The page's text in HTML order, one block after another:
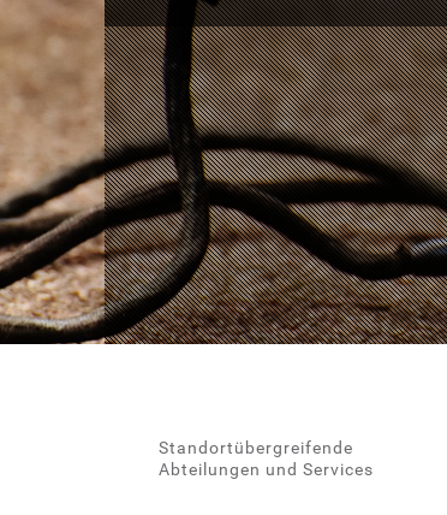
Standortübergreifende
Abteilungen und Services